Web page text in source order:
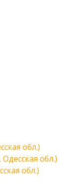
обл.)
обл.)
обл.)